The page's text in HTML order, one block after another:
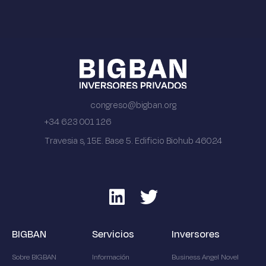
congreso@bigban.org
+34 623 001 126
Travesia s, 15E. Base 5. Edificio Biohub 46024
BIGBAN
Sobre BIGBAN
Servicios
Información
Inversores
Business Angel Novel